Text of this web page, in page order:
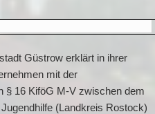
Güstrow erklärt in ihrer
mit der
§ 16 KiföG M-V zwischen dem
(Landkreis Rostock)